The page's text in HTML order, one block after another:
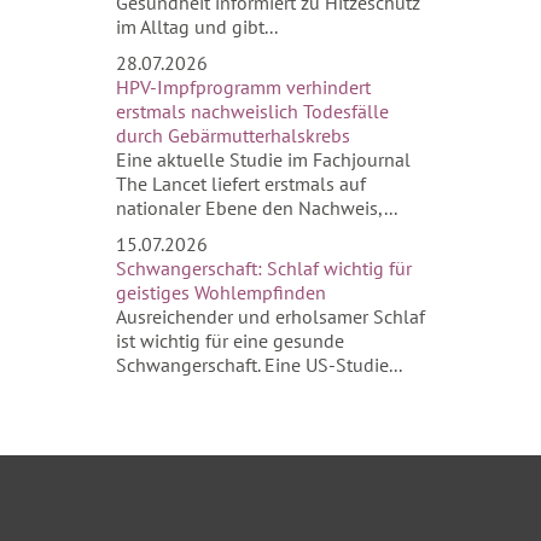
im Alltag und gibt...
28.07.2026
HPV-Impfprogramm verhindert
erstmals nachweislich Todesfälle
durch Gebärmutterhalskrebs
Eine aktuelle Studie im Fachjournal
The Lancet liefert erstmals auf
nationaler Ebene den Nachweis,...
15.07.2026
Schwangerschaft: Schlaf wichtig für
geistiges Wohlempfinden
Ausreichender und erholsamer Schlaf
ist wichtig für eine gesunde
Schwangerschaft. Eine US-Studie...